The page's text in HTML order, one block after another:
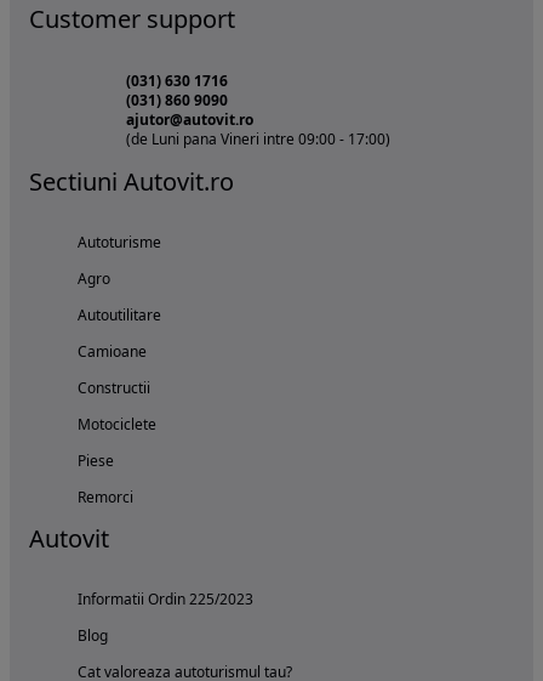
Customer support
(031) 630 1716
(031) 860 9090
ajutor@autovit.ro
(de Luni pana Vineri intre 09:00 - 17:00)
Sectiuni Autovit.ro
Autoturisme
Agro
Autoutilitare
Camioane
Constructii
Motociclete
Piese
Remorci
Autovit
Informatii Ordin 225/2023
Blog
Cat valoreaza autoturismul tau?